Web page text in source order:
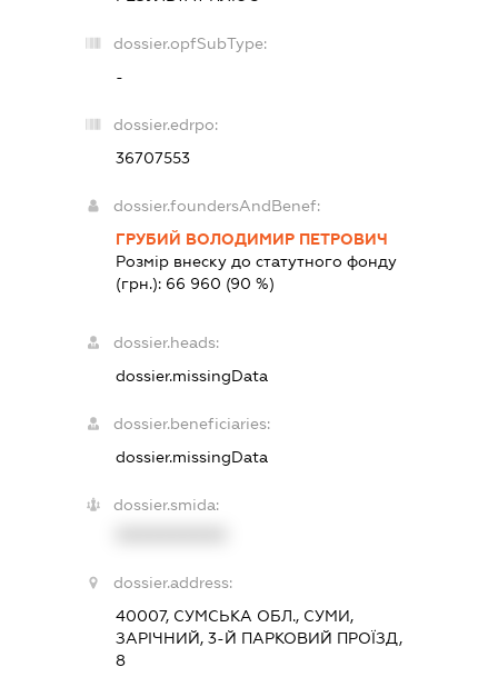
dossier.opfSubType:
-
dossier.edrpo:
36707553
dossier.foundersAndBenef:
ГРУБИЙ ВОЛОДИМИР ПЕТРОВИЧ
Розмір внеску до статутного фонду
(грн.): 66 960 (90 %)
dossier.heads:
dossier.missingData
dossier.beneficiaries:
dossier.missingData
dossier.smida:
dossier.address:
40007, СУМСЬКА ОБЛ., СУМИ,
ЗАРІЧНИЙ, 3-Й ПАРКОВИЙ ПРОЇЗД,
8